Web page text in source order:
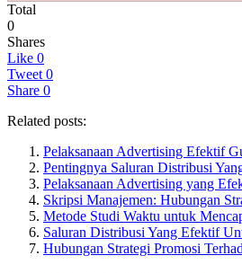
Total
0
Shares
Like 0
Tweet 0
Share 0
Related posts:
Pelaksanaan Advertising Efektif
Pentingnya Saluran Distribusi
Pelaksanaan Advertising yang
Skripsi Manajemen: Hubungan
Metode Studi Waktu untuk
Saluran Distribusi Yang Efektif
Hubungan Strategi Promosi